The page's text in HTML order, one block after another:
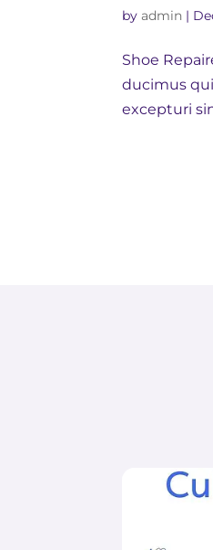
byadmin |
Shoe
ducimus
excepturi